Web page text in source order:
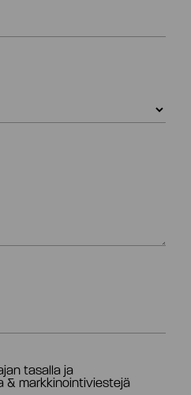
tasalla ja
markkinointiviestejä